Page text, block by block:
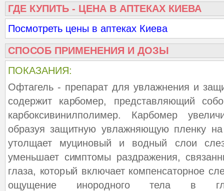
ГДЕ КУПИТЬ - ЦЕНА В АПТЕКАХ КИЕВА
Посмотреть цены в аптеках Киева
СПОСОБ ПРИМЕНЕНИЯ И ДОЗЫ
ПОКАЗАНИЯ:
Офтагель - препарат для увлажнения и
содержит карбомер, представляющий
карбоксивинилполимер. Карбомер
образуя защитную увлажняющую пленку на
утолщает муциновый и водный слои
уменьшает симптомы раздражения,
глаза, который включает компенсаторное
ощущение инородного тела в